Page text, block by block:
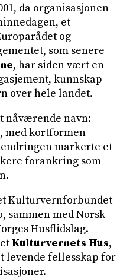
da organisasjonen
et
og
som senere
, har siden vært en
kunnskap
over hele landet.
nåværende navn:
, med kortformen
markerte et
forankring som
Kulturvernforbundet
sammen med Norsk
Husflidslag.
Kulturvernets Hus,
levende fellesskap for